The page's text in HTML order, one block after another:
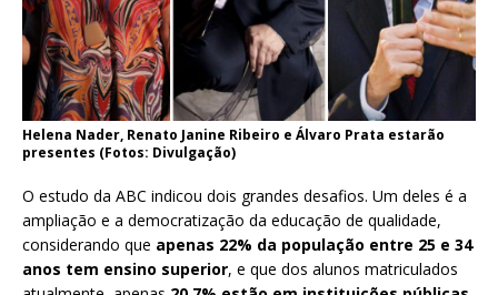
Helena Nader, Renato Janine Ribeiro e Álvaro Prata estarão
presentes (Fotos: Divulgação)
O estudo da ABC indicou dois grandes desafios. Um deles é a
ampliação e a democratização da educação de qualidade,
considerando que apenas 22% da população entre 25 e 34
anos tem ensino superior, e que dos alunos matriculados